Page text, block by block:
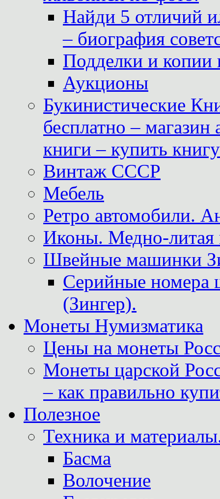
Найди 5 отличий
– биография
Подделки и копии
Аукционы
Букинистические
бесплатно –
книги – купить
Винтаж СССР
Мебель
Ретро автомобили.
Иконы. Медно-литая
Швейные машинки
Серийные
(Зингер).
Монеты Нумизматика
Цены на монеты
Монеты царской
– как правильно
Полезное
Техника и
Басма
Волочение